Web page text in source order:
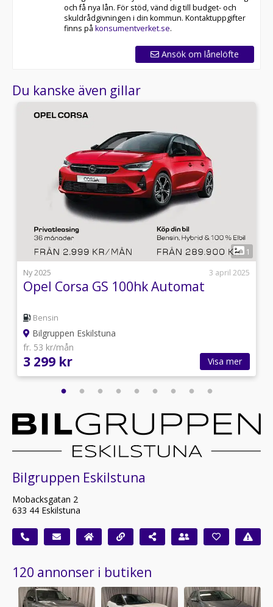
och få nya lån. För stöd, vänd dig till budget- och
skuldrådgivningen i din kommun. Kontaktuppgifter
finns på konsumentverket.se.
Ansök om lånelöfte
Du kanske även gillar
1
Ny 2025
3 april 2025
Opel Corsa GS 100hk Automat
Bensin
Bilgruppen Eskilstuna
fr. 53 kr/mån
3 299 kr Visa mer
Bilgruppen Eskilstuna
Mobacksgatan 2
633 44 Eskilstuna
120 annonser i butiken